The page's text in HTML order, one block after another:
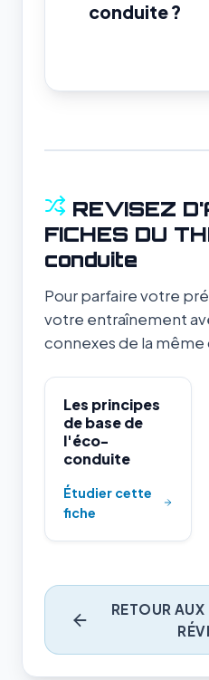
conduite ?
REVISEZ
FICHES DU
conduite
Pour parfaire votre
votre entraînement
connexes de la
Les principes
de base de
l'éco-
conduite
Étudier cette
fiche
RETOUR